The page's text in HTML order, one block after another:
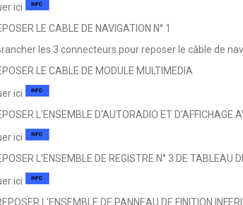
ici
LE CABLE DE NAVIGATION N° 1
les 3 connecteurs pour reposer le câble de
LE CABLE DE MODULE MULTIMEDIA
ici
L'ENSEMBLE D'AUTORADIO ET D'AFFICHAGE
ici
L'ENSEMBLE DE REGISTRE N° 3 DE TABLEAU
ici
L'ENSEMBLE DE PANNEAU DE FINITION